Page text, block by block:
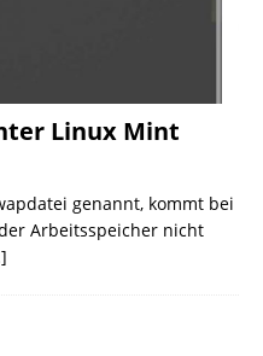
Linux Mint
genannt, kommt bei
Arbeitsspeicher nicht